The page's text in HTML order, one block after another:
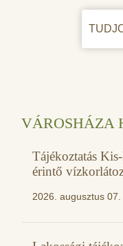
VÁROSHÁZA
Tájékoztatás
érintő
2026. augusztus 07.